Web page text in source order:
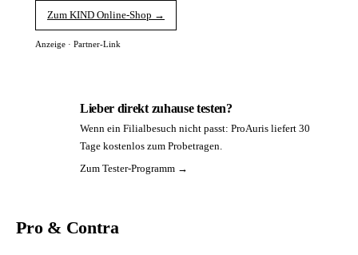
Zum KIND Online-Shop →
Anzeige · Partner-Link
Lieber direkt zuhause testen?
Wenn ein Filialbesuch nicht passt: ProAuris liefert 30
Tage kostenlos zum Probetragen.
Zum Tester-Programm →
Pro & Contra